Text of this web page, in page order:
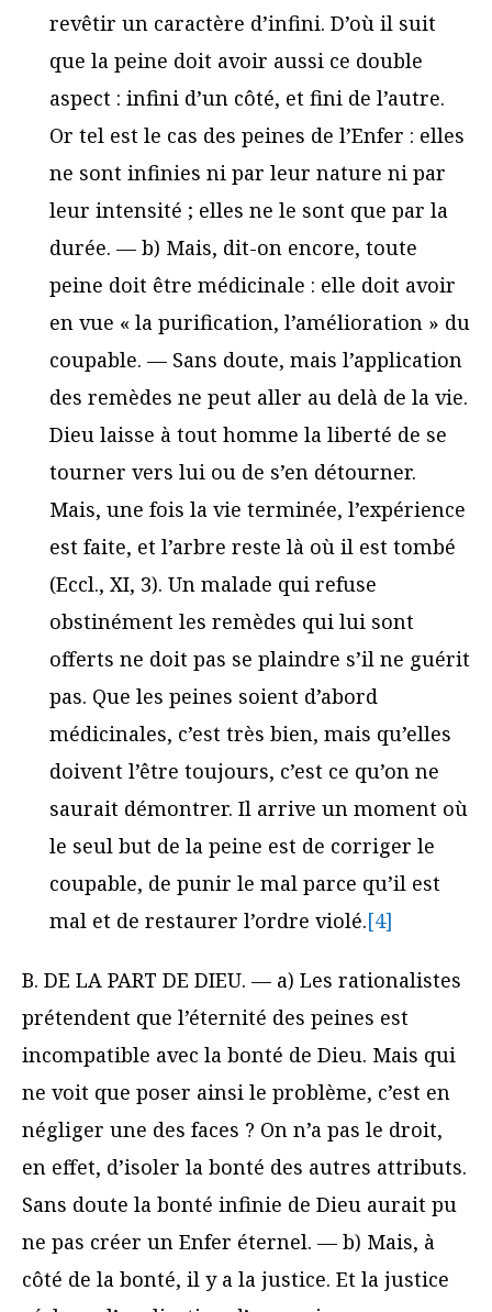
revêtir un caractère d’infini. D’où il suit
que la peine doit avoir aussi ce double
aspect : infini d’un côté, et fini de l’autre.
Or tel est le cas des peines de l’Enfer : elles
ne sont infinies ni par leur nature ni par
leur intensité ; elles ne le sont que par la
durée. — b) Mais, dit-on encore, toute
peine doit être médicinale : elle doit avoir
en vue « la purification, l’amélioration » du
coupable. — Sans doute, mais l’application
des remèdes ne peut aller au delà de la vie.
Dieu laisse à tout homme la liberté de se
tourner vers lui ou de s’en détourner.
Mais, une fois la vie terminée, l’expérience
est faite, et l’arbre reste là où il est tombé
(Eccl., XI, 3). Un malade qui refuse
obstinément les remèdes qui lui sont
offerts ne doit pas se plaindre s’il ne guérit
pas. Que les peines soient d’abord
médicinales, c’est très bien, mais qu’elles
doivent l’être toujours, c’est ce qu’on ne
saurait démontrer. Il arrive un moment où
le seul but de la peine est de corriger le
coupable, de punir le mal parce qu’il est
mal et de restaurer l’ordre violé.[4]
B. DE LA PART DE DIEU. — a) Les rationalistes
prétendent que l’éternité des peines est
incompatible avec la bonté de Dieu. Mais qui
ne voit que poser ainsi le problème, c’est en
négliger une des faces ? On n’a pas le droit,
en effet, d’isoler la bonté des autres attributs.
Sans doute la bonté infinie de Dieu aurait pu
ne pas créer un Enfer éternel. — b) Mais, à
côté de la bonté, il y a la justice. Et la justice